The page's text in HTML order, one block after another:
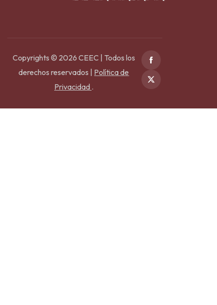
Copyrights © 2026 CEEC | Todos los
derechos reservados | Política de
Privacidad .